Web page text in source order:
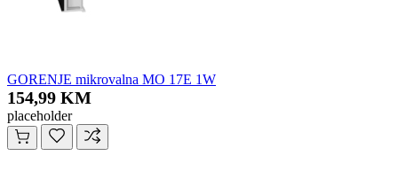
GORENJE mikrovalna MO 17E 1W
154,99 KM
placeholder